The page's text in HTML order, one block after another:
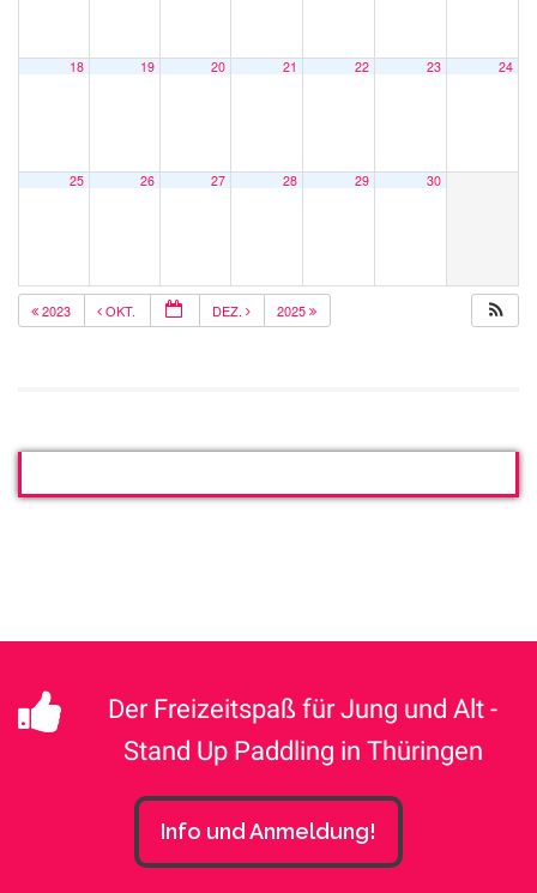
18 19 20 21 22 23 24
25 26 27 28 29 30
2023 OKT. DEZ. 2025
Der Freizeitspaß für Jung und Alt -
Stand Up Paddling in Thüringen
Info und Anmeldung!